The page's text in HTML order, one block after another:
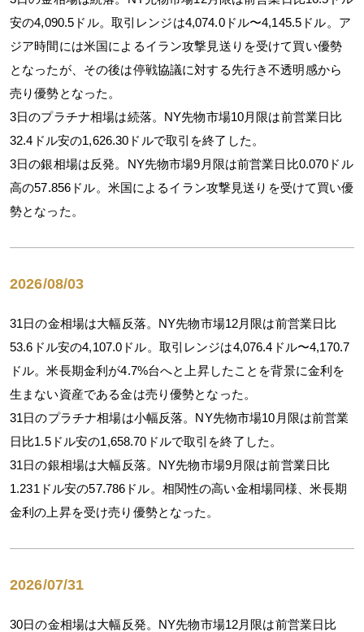
安の4,090.5ドル。取引レンジは4,074.0ドル〜4,145.5ドル。ア
ジア時間には米国によるイラン攻撃見送りを受けて買い優勢
となったが、その後は停戦協議に対する先行き不透明感から
売り優勢となった。
3日のプラチナ相場は続落。NY先物市場10月限は前営業日比
32.4ドル安の1,626.30ドルで取引を終了した。
3日の銀相場は反発。NY先物市場9月限は前営業日比0.070ドル
高の57.856ドル。米国によるイラン攻撃見送りを受けて買い優
勢となった。
2026/08/03
31日の金相場は大幅反落。NY先物市場12月限は前営業日比
53.6ドル安の4,107.0ドル。取引レンジは4,076.4ドル〜4,170.7
ドル。米長期金利が4.7%台へと上昇したことを背景に金利を
生まない資産である金は売り優勢となった。
31日のプラチナ相場は小幅反落。NY先物市場10月限は前営業
日比1.5ドル安の1,658.70ドルで取引を終了した。
31日の銀相場は大幅反落。NY先物市場9月限は前営業日比
1.231ドル安の57.786ドル。相関性の高い金相場同様、米長期
金利の上昇を受け売り優勢となった。
2026/07/31
30日の金相場は大幅反発。NY先物市場12月限は前営業日比